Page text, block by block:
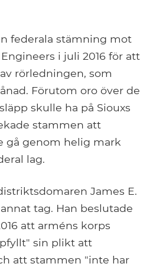
federala stämning mot
i juli 2016 för att
rörledningen, som
Förutom oro över de
skulle ha på Siouxs
stammen att
gå genom helig mark
lag.
James E.
tag. Han beslutade
att arméns korps
sin plikt att
att stammen "inte har